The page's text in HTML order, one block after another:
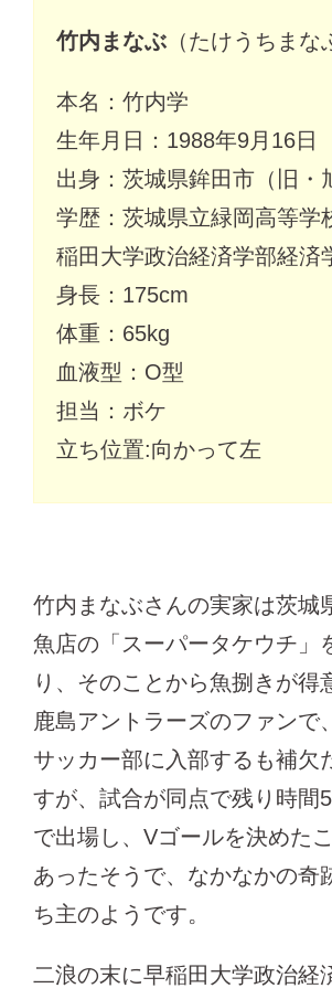
竹内まなぶ （たけうちまな
本名：竹内学
生年月日：1988年9月16日
出身：茨城県鉾田市（旧・
学歴：茨城県立緑岡高等学
稲田大学政治経済学部経済
身長：175cm
体重：65kg
血液型：O型
担当：ボケ
立ち位置:向かって左
竹内まなぶさんの実家は茨城
魚店の「スーパータケウチ」
り、そのことから魚捌きが得
鹿島アントラーズのファンで
サッカー部に入部するも補欠
すが、試合が同点で残り時間
で出場し、Vゴールを決めた
あったそうで、なかなかの奇
ち主のようです。
二浪の末に早稲田大学政治経